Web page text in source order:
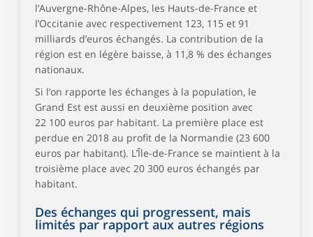
l’Auvergne-Rhône-Alpes, les Hauts-de-France et
l’Occitanie avec respectivement 123, 115 et 91
milliards d’euros échangés. La contribution de la
région est en légère baisse, à 11,8 % des échanges
nationaux.
Si l’on rapporte les échanges à la population, le
Grand Est est aussi en deuxième position avec
22 100 euros par habitant. La première place est
perdue en 2018 au profit de la Normandie (23 600
euros par habitant). L’Île-de-France se maintient à la
troisième place avec 20 300 euros échangés par
habitant.
Des échanges qui progressent, mais
limités par rapport aux autres régions